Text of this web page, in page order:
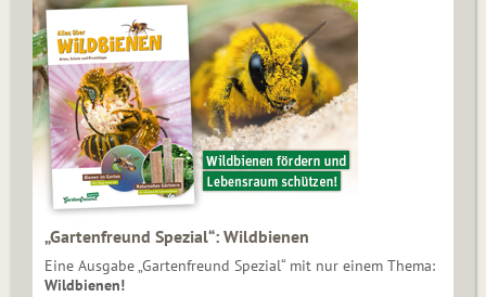
„Gartenfreund Spezial“: Wildbienen
Eine Ausgabe „Gartenfreund Spezial“ mit nur einem Thema:
Wildbienen!